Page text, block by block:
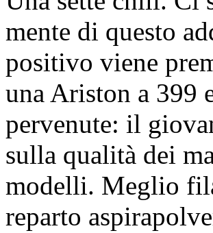
mente di questo
positivo viene
una Ariston a 399
pervenute: il
sulla qualità dei
modelli. Meglio
reparto